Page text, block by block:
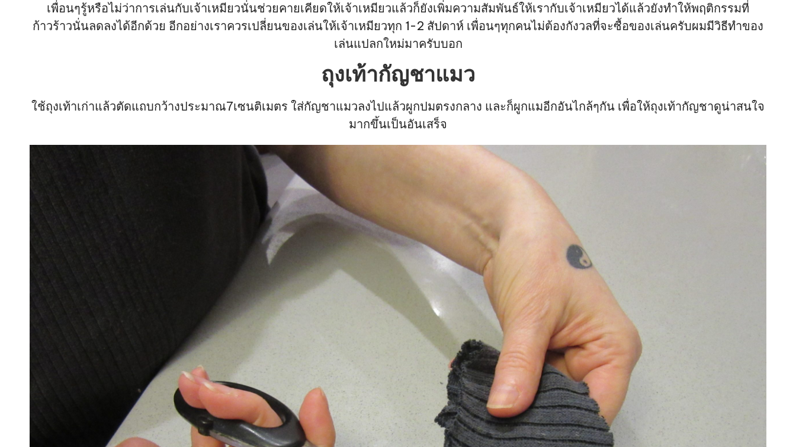
เพื่อนๆรู้หรือไม่ว่าการเล่นกับเจ้าเหมียวนั่นช่วยคายเคียดให้เจ้าเหมียวแล้วก็ยังเพิ่มความสัมพันธ์ให้เรากับเจ้าเหมียวได้แล้วยังทำให้พฤติกรรมที่
ก้าวร้าวนั่นลดลงได้อีกด้วย อีกอย่างเราควรเปลี่ยนของเล่นให้เจ้าเหมียวทุก 1-2 สัปดาห์ เพื่อนๆทุกคนไม่ต้องกังวลที่จะซื้อของเล่นครับผมมีวิธีทำของ
เล่นแปลกใหม่มาครับบอก
ถุงเท้ากัญชาแมว
ใช้ถุงเท้าเก่าแล้วตัดแถบกว้างประมาณ7เซนติเมตร ใส่กัญชาแมวลงไปแล้วผูกปมตรงกลาง และก็ผูกแมอีกอันไกล้ๆกัน เพื่อให้ถุงเท้ากัญชาดูน่าสนใจ
มากขึ้นเป็นอันเสร็จ